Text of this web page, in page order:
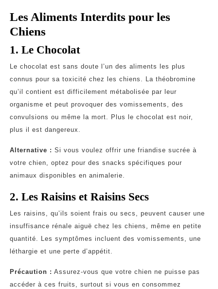
Les Aliments Interdits pour les
Chiens
1. Le Chocolat
Le chocolat est sans doute l’un des aliments les plus
connus pour sa toxicité chez les chiens. La théobromine
qu’il contient est difficilement métabolisée par leur
organisme et peut provoquer des vomissements, des
convulsions ou même la mort. Plus le chocolat est noir,
plus il est dangereux.
Alternative : Si vous voulez offrir une friandise sucrée à
votre chien, optez pour des snacks spécifiques pour
animaux disponibles en animalerie.
2. Les Raisins et Raisins Secs
Les raisins, qu’ils soient frais ou secs, peuvent causer une
insuffisance rénale aiguë chez les chiens, même en petite
quantité. Les symptômes incluent des vomissements, une
léthargie et une perte d’appétit.
Précaution : Assurez-vous que votre chien ne puisse pas
accéder à ces fruits, surtout si vous en consommez